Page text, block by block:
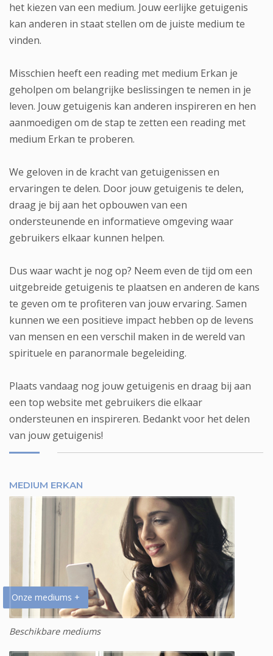
het kiezen van een medium. Jouw eerlijke getuigenis
kan anderen in staat stellen om de juiste medium te
vinden.
Misschien heeft een reading met medium Erkan je
geholpen om belangrijke beslissingen te nemen in je
leven. Jouw getuigenis kan anderen inspireren en hen
aanmoedigen om de stap te zetten een reading met
medium Erkan te proberen.
We geloven in de kracht van getuigenissen en
ervaringen te delen. Door jouw getuigenis te delen,
draag je bij aan het opbouwen van een
ondersteunende en informatieve omgeving waar
gebruikers elkaar kunnen helpen.
Dus waar wacht je nog op? Neem even de tijd om een
uitgebreide getuigenis te plaatsen en anderen de kans
te geven om te profiteren van jouw ervaring. Samen
kunnen we een positieve impact hebben op de levens
van mensen en een verschil maken in de wereld van
spirituele en paranormale begeleiding.
Plaats vandaag nog jouw getuigenis en draag bij aan
een top website met gebruikers die elkaar
ondersteunen en inspireren. Bedankt voor het delen
van jouw getuigenis!
MEDIUM ERKAN
Onze mediums +
Beschikbare mediums